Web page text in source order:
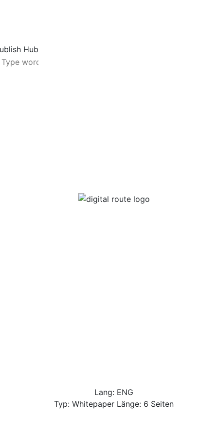
Lang: ENG
Typ: Whitepaper Länge: 6 Seiten